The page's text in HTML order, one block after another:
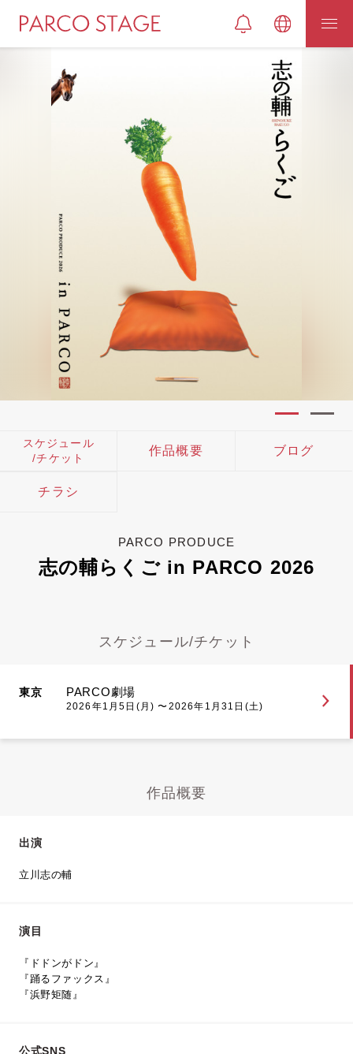
スケジュール
/チケット
作品概要 ブログ
チラシ
PARCO PRODUCE
志の輔らくご in PARCO 2026
スケジュール/チケット
東京 PARCO劇場
2026年1月5日(月) 〜2026年1月31日(土)
作品概要
出演
立川志の輔
演目
『ドドンがドン』
『踊るファックス』
『浜野矩随』
公式SNS